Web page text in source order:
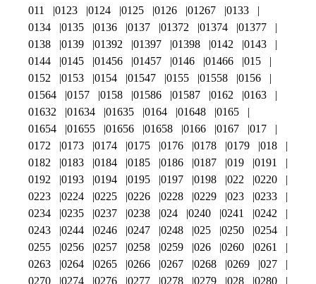
011 0123 0124 0125 0126 01267
0133
0134
0135 0136 0137 01372 01374
01377
0138
0139 01392 01397 01398 0142
0143
0144
0145 01456 01457 0146 01466
015
0152
0153 0154 01547 0155 01558
0156
01564
0157 0158 01586 01587 0162
0163
01632
01634 01635 0164 01648
0165
01654
01655 01656 01658 0166 0167
017
0172
0173 0174 0175 0176 0178 0179
018
0182
0183 0184 0185 0186 0187 019
0191
0192
0193 0194 0195 0197 0198 022
0220
0223
0224 0225 0226 0228 0229 023
0233
0234
0235 0237 0238 024 0240 0241
0242
0243
0244 0246 0247 0248 025 0250
0254
0255
0256 0257 0258 0259 026 0260
0261
0263
0264 0265 0266 0267 0268 0269
027
0270
0274 0276 0277 0278 0279 028 0280